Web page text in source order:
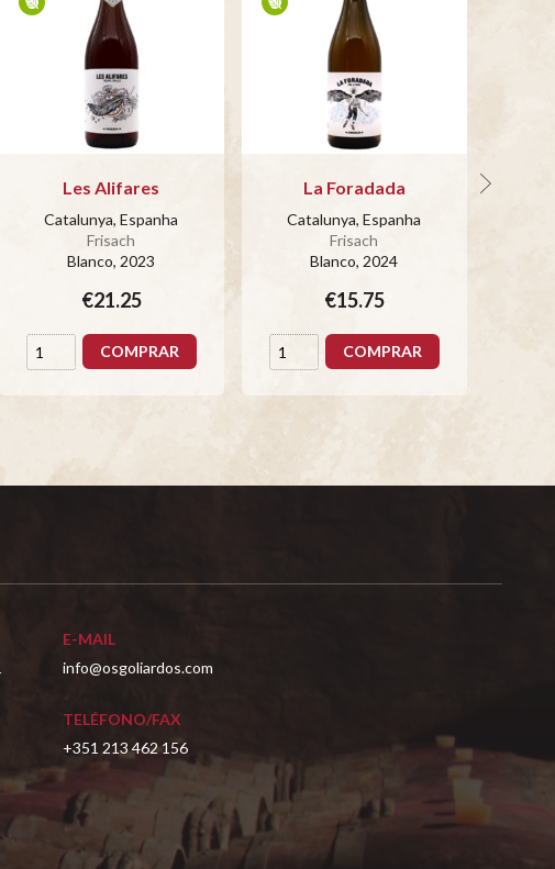
Les Alifares
Catalunya, Espanha
Frisach
Blanco, 2023
€21.25
COMPRAR
La Foradada
Catalunya, Espanha
Frisach
Blanco, 2024
€15.75
COMPRAR
E-MAIL
info@osgoliardos.com
TELÉFONO/FAX
+351 213 462 156